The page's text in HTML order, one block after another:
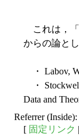
これは，「
からの論と
・ Labov,
・
Data and
Referrer (Inside):
[ 固定リンク |